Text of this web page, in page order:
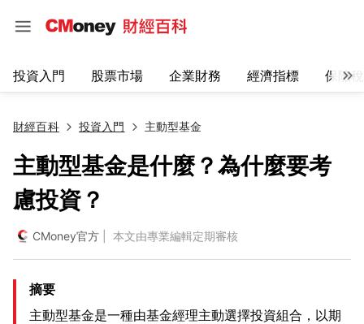
投資入門 股票市場 企業財務 經濟指標 保險
財經百科 投資入門 主動型基金
主動型基金是什麼？為什麼要考
慮投資？
CMoney官方 | 本文由專業編輯定期審核
摘要
主動型基金是一種由基金經理主動選擇投資組合，以期